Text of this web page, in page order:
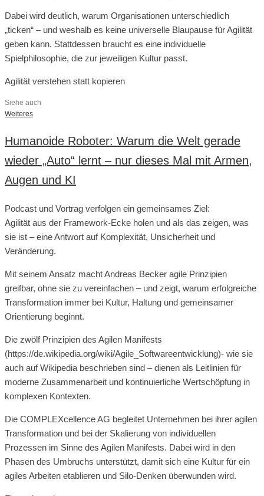
Dabei wird deutlich, warum Organisationen unterschiedlich
„ticken“ – und weshalb es keine universelle Blaupause für Agilität
geben kann. Stattdessen braucht es eine individuelle
Spielphilosophie, die zur jeweiligen Kultur passt.
Agilität verstehen statt kopieren
Siehe auch
Weiteres
Humanoide Roboter: Warum die Welt gerade
wieder „Auto“ lernt – nur dieses Mal mit Armen,
Augen und KI
Podcast und Vortrag verfolgen ein gemeinsames Ziel:
Agilität aus der Framework-Ecke holen und als das zeigen, was
sie ist – eine Antwort auf Komplexität, Unsicherheit und
Veränderung.
Mit seinem Ansatz macht Andreas Becker agile Prinzipien
greifbar, ohne sie zu vereinfachen – und zeigt, warum erfolgreiche
Transformation immer bei Kultur, Haltung und gemeinsamer
Orientierung beginnt.
Die zwölf Prinzipien des Agilen Manifests
(https://de.wikipedia.org/wiki/Agile_Softwareentwicklung)- wie sie
auch auf Wikipedia beschrieben sind – dienen als Leitlinien für
moderne Zusammenarbeit und kontinuierliche Wertschöpfung in
komplexen Kontexten.
Die COMPLEXcellence AG begleitet Unternehmen bei ihrer agilen
Transformation und bei der Skalierung von individuellen
Prozessen im Sinne des Agilen Manifests. Dabei wird in den
Phasen des Umbruchs unterstützt, damit sich eine Kultur für ein
agiles Arbeiten etablieren und Silo-Denken überwunden wird.